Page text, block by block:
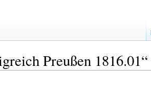
Preußen